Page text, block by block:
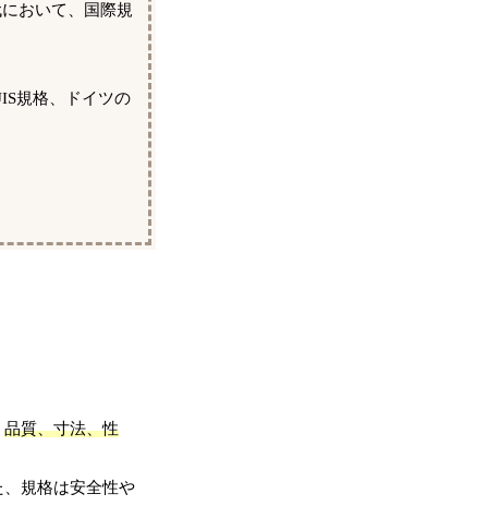
おいて、国際規
規格、ドイツの
品質、寸法、性
規格は安全性や